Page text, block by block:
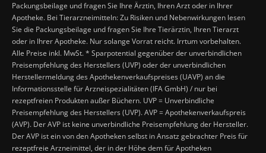
Packungsbeilage und fragen Sie Ihre Ärztin, Ihren Arzt oder in Ihrer
Apotheke. Bei Tierarzneimitteln: Zu Risiken und Nebenwirkungen lesen
Sie die Packungsbeilage und fragen Sie Ihre Tierärztin, Ihren Tierarzt
oder in Ihrer Apotheke. Nur solange Vorrat reicht. Irrtum vorbehalten.
Alle Preise inkl. MwSt. * Sparpotential gegenüber der unverbindlichen
Preisempfehlung des Herstellers (UVP) oder der unverbindlichen
Herstellermeldung des Apothekenverkaufspreises (UAVP) an die
Informationsstelle für Arzneispezialitäten (IFA GmbH) / nur bei
rezeptfreien Produkten außer Büchern. UVP = Unverbindliche
Preisempfehlung des Herstellers (UVP). AVP = Apothekenverkaufspreis
(AVP). Der AVP ist keine unverbindliche Preisempfehlung der Hersteller.
Der AVP ist ein von den Apotheken selbst in Ansatz gebrachter Preis für
rezeptfreie Arzneimittel, der in der Höhe dem für Apotheken